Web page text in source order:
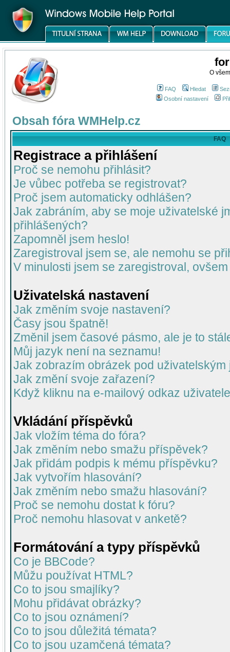
O
FAQ Hledat
Osobní nastavení
Obsah fóra WMHelp.cz
FAQ
Registrace a přihlášení
Proč se nemohu přihlásit?
Je vůbec potřeba se registrovat?
Proč jsem automaticky odhlášen?
Jak zabráním, aby se moje uživatelské
přihlášených?
Zapomněl jsem heslo!
Zaregistroval jsem se, ale nemohu se
V minulosti jsem se zaregistroval,
Uživatelská nastavení
Jak změním svoje nastavení?
Časy jsou špatně!
Změnil jsem časové pásmo, ale je to
Můj jazyk není na seznamu!
Jak zobrazím obrázek pod uživatelským
Jak změní svoje zařazení?
Když kliknu na e-mailový odkaz
Vkládání příspěvků
Jak vložím téma do fóra?
Jak změním nebo smažu příspěvek?
Jak přidám podpis k mému příspěvku?
Jak vytvořím hlasování?
Jak změním nebo smažu hlasování?
Proč se nemohu dostat k fóru?
Proč nemohu hlasovat v anketě?
Formátování a typy příspěvků
Co je BBCode?
Můžu používat HTML?
Co to jsou smajlíky?
Mohu přidávat obrázky?
Co to jsou oznámení?
Co to jsou důležitá témata?
Co to jsou uzamčená témata?